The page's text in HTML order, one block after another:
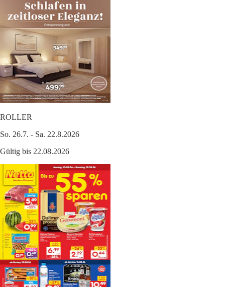
ROLLER
So. 26.7. - Sa. 22.8.2026
Gültig bis 22.08.2026